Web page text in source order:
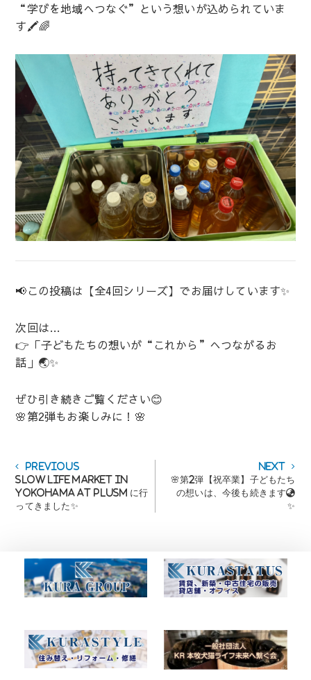
“学びを地域へつなぐ”という想いが込められていま
す🖍️🌈
📢この投稿は【全4回シリーズ】でお届けしています✨
次回は…
👉「子どもたちの想いが“これから”へつながるお
話」🌏✨
ぜひ引き続きご覧ください😊
🌸第2弾もお楽しみに！🌸
投
稿
ナ
ー
シ
ョ
PreviousPrevious
post:
SLOW LIFE MARKET IN
YOKOHAMA at PLUSM に行
ってきました✨
Next
post:
🌸第2弾【祝卒業】子どもたち
の想いは、今後も続きます🌏
✨